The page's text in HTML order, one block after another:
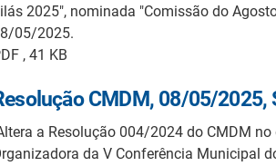
2025", nominada "Comissão do
05/2025.
, 41 KB
CMDM, 08/05/
a Resolução 004/2024 do CMDM
da V Conferência Municipal